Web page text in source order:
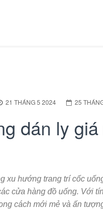
21 THÁNG 5 2024 25
dán ly
xu hướng trang trí cốc
cửa hàng đồ uống. Với
cách mới mẻ và ấn